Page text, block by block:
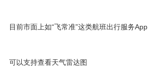
目前市面上如“飞常准”这类航班出行服务App
可以支持查看天气雷达图